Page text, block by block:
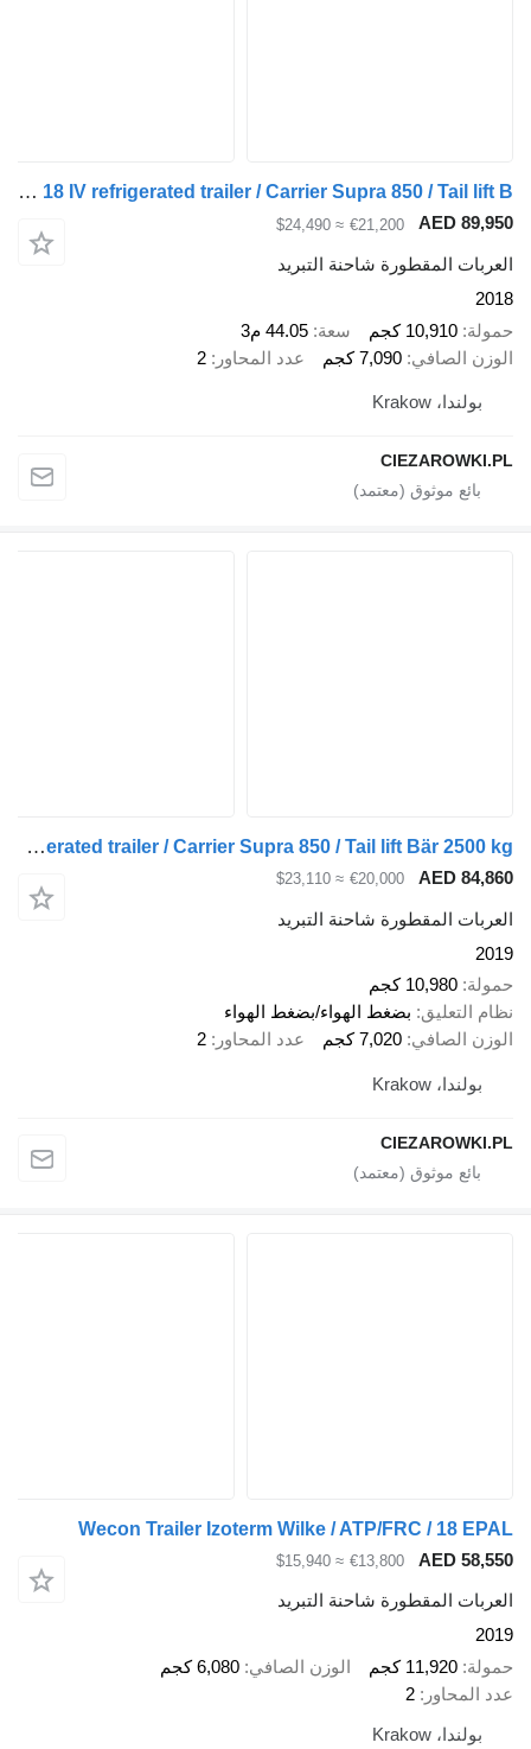
Rohr RZK 18 IV refrigerated trailer / Carrier Supra 850 / Tail lift B
AED
€21,200
≈ $24,490
المقطورة شاحنة التبريد
10,910 كجم سعة
44.05 م3
الصافي
7,090 كجم عدد المحاور 2
Rohr refrigerated trailer / Carrier Supra 850 / Tail lift Bär 2500 kg
AED
€20,000
≈ $23,110
المقطورة شاحنة التبريد
10,980 كجم
بضغط الهواء/بضغط الهواء
الصافي
7,020 كجم عدد المحاور 2
Wecon Trailer Izoterm Wilke / ATP/FRC / 18
AED
€13,800
≈ $15,940
المقطورة شاحنة التبريد
11,920 كجم الوزن الصافي
6,080 كجم
2